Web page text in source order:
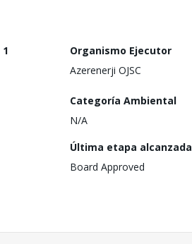
1
Organismo Ejecutor
Azerenerji OJSC
Categoría Ambiental
N/A
Última etapa alcanzada
Board Approved